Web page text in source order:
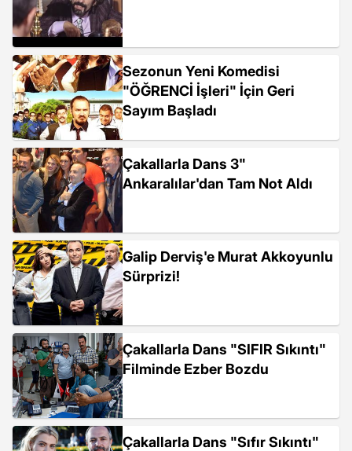
Sezonun Yeni Komedisi
"ÖĞRENCİ İşleri" İçin Geri
Sayım Başladı
Çakallarla Dans 3"
Ankaralılar'dan Tam Not Aldı
Galip Derviş'e Murat Akkoyunlu
Sürprizi!
Çakallarla Dans "SIFIR Sıkıntı"
Filminde Ezber Bozdu
Çakallarla Dans "Sıfır Sıkıntı"